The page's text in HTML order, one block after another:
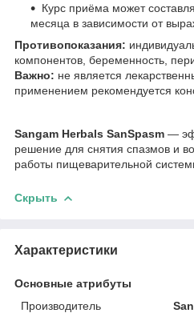
Курс приёма может
месяца в зависимости от
Противопоказания:
компонентов, беременность,
Важно: не является
применением рекомендуется
Sangam Herbals SanSpasm —
решение для снятия спазмов и
работы пищеварительной
Скрыть
Характеристики
Основные атрибуты
Производитель